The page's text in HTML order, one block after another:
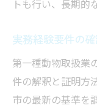
トも行い、長期的
実務経験要件の
第一種動物取扱業
件の解釈と証明方
市の最新の基準を